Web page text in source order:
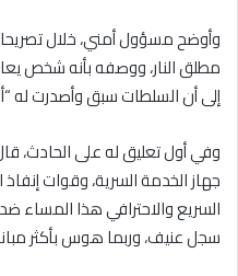
وأوضح مسؤول أمني، خلال
مطلق النار، ووصفه بأنه شخص
إلى أن السلطات سبق وأصدرت له
وفي أول تعليق له على الحادث،
جهاز الخدمة السرية، وقوات إنفاذ
السريع والاحترافي هذا المساء
سجل عنيف، وربما هوس بأكثر